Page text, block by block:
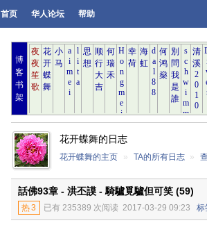
首页 华人论坛 帮助
博
客
书
架
花开蝶舞的日志
花开蝶舞的主页 » TA的所有日志 »
話佛93章 - 洪丕謨 - 騎驢覓驢但可笑 (59)
热3 已有 235389 次阅读 2017-03-29 09:23 标